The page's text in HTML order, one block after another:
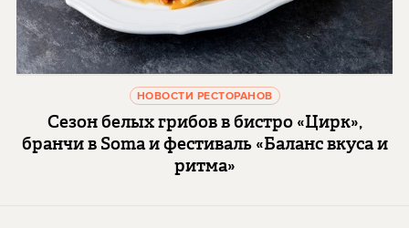
НОВОСТИ РЕСТОРАНОВ
Сезон белых грибов в бистро «Цирк»,
бранчи в Soma и фестиваль «Баланс вкуса и
ритма»